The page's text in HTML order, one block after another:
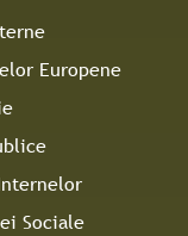
Europene
Sociale